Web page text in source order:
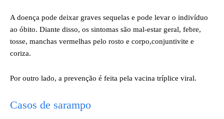
A doença pode deixar graves sequelas e pode levar o indivíduo
ao óbito. Diante disso, os sintomas são mal-estar geral, febre,
tosse, manchas vermelhas pelo rosto e corpo,conjuntivite e
coriza.
Por outro lado, a prevenção é feita pela vacina tríplice viral.
Casos de sarampo